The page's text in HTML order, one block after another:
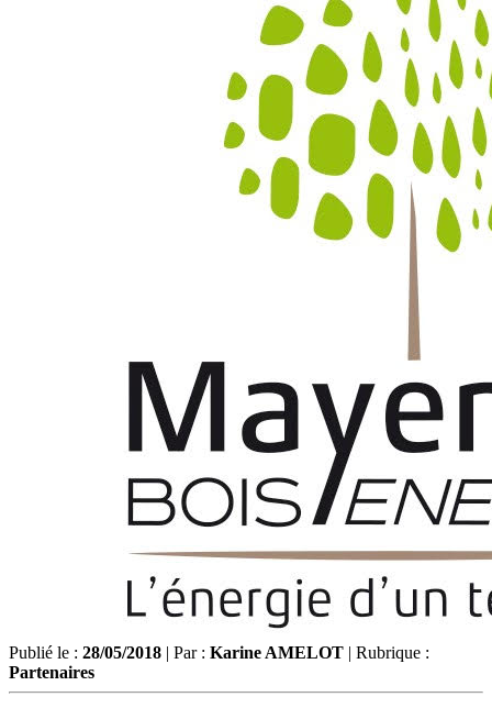
Publié le : 28/05/2018 | Par : Karine AMELOT | Rubrique :
Partenaires